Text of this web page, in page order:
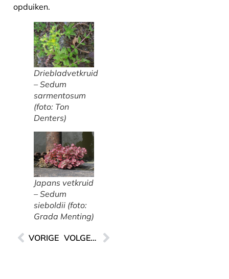
opduiken.
Driebladvetkruid
–Sedum
sarmentosum
(foto: Ton
Denters)
Japans vetkruid
–Sedum
sieboldii (foto:
Grada Menting)
VORIGE VOLGENDE